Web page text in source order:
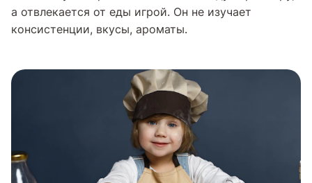
а отвлекается от еды игрой. Он не изучает
консистенции, вкусы, ароматы.